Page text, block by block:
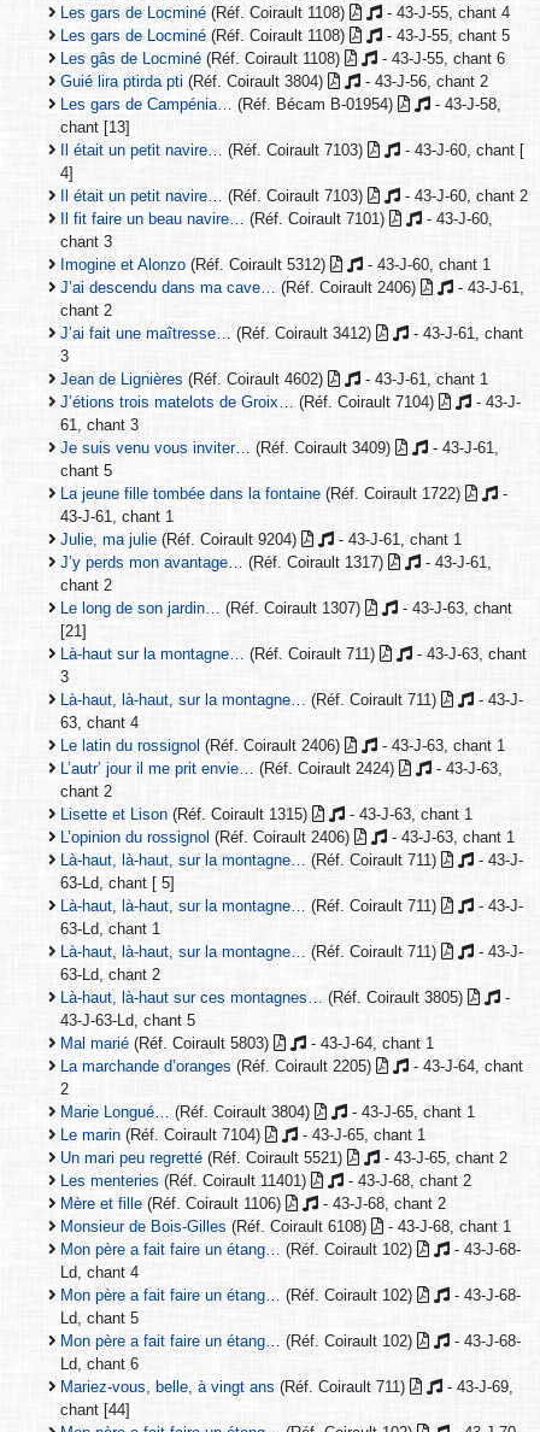
Les gars de Locminé (Réf. Coirault 1108)
- 43-J-55, chant 4
Les gars de Locminé (Réf. Coirault 1108)
- 43-J-55, chant 5
Les gâs de Locminé (Réf. Coirault 1108)
- 43-J-55, chant 6
Guié lira ptirda pti (Réf. Coirault 3804)
- 43-J-56, chant 2
Les gars de Campénia…
(Réf. Bécam B-01954)
- 43-J-58,
chant [13]
Il était un petit navire…
(Réf. Coirault 7103)
- 43-J-60, chant [
4]
Il était un petit navire…
(Réf. Coirault 7103)
- 43-J-60, chant 2
Il fit faire un beau navire…
(Réf. Coirault 7101)
- 43-J-60,
chant 3
Imogine et Alonzo (Réf. Coirault 5312)
- 43-J-60, chant 1
J’ai descendu dans ma cave…
(Réf. Coirault 2406)
- 43-J-61,
chant 2
J’ai fait une maîtresse…
(Réf. Coirault 3412)
- 43-J-61, chant
3
Jean de Lignières (Réf. Coirault 4602)
- 43-J-61, chant 1
J’étions trois matelots de Groix…
(Réf. Coirault 7104)
- 43-J-
61, chant 3
Je suis venu vous inviter…
(Réf. Coirault 3409)
- 43-J-61,
chant 5
La jeune fille tombée dans la fontaine (Réf. Coirault 1722)
-
43-J-61, chant 1
Julie, ma julie (Réf. Coirault 9204)
- 43-J-61, chant 1
J’y perds mon avantage…
(Réf. Coirault 1317)
- 43-J-61,
chant 2
Le long de son jardin…
(Réf. Coirault 1307)
- 43-J-63, chant
[21]
Là-haut sur la montagne…
(Réf. Coirault 711)
- 43-J-63, chant
3
Là-haut, là-haut, sur la montagne…
(Réf. Coirault 711)
- 43-J-
63, chant 4
Le latin du rossignol (Réf. Coirault 2406)
- 43-J-63, chant 1
L’autr’ jour il me prit envie…
(Réf. Coirault 2424)
- 43-J-63,
chant 2
Lisette et Lison (Réf. Coirault 1315)
- 43-J-63, chant 1
L’opinion du rossignol (Réf. Coirault 2406)
- 43-J-63, chant 1
Là-haut, là-haut, sur la montagne…
(Réf. Coirault 711)
- 43-J-
63-Ld, chant [ 5]
Là-haut, là-haut, sur la montagne…
(Réf. Coirault 711)
- 43-J-
63-Ld, chant 1
Là-haut, là-haut, sur la montagne…
(Réf. Coirault 711)
- 43-J-
63-Ld, chant 2
Là-haut, là-haut sur ces montagnes…
(Réf. Coirault 3805)
-
43-J-63-Ld, chant 5
Mal marié (Réf. Coirault 5803)
- 43-J-64, chant 1
La marchande d’oranges (Réf. Coirault 2205)
- 43-J-64, chant
2
Marie Longué…
(Réf. Coirault 3804)
- 43-J-65, chant 1
Le marin (Réf. Coirault 7104)
- 43-J-65, chant 1
Un mari peu regretté (Réf. Coirault 5521)
- 43-J-65, chant 2
Les menteries (Réf. Coirault 11401)
- 43-J-68, chant 2
Mère et fille (Réf. Coirault 1106)
- 43-J-68, chant 2
Monsieur de Bois-Gilles (Réf. Coirault 6108)
- 43-J-68, chant 1
Mon père a fait faire un étang…
(Réf. Coirault 102)
- 43-J-68-
Ld, chant 4
Mon père a fait faire un étang…
(Réf. Coirault 102)
- 43-J-68-
Ld, chant 5
Mon père a fait faire un étang…
(Réf. Coirault 102)
- 43-J-68-
Ld, chant 6
Mariez-vous, belle, à vingt ans (Réf. Coirault 711)
- 43-J-69,
chant [44]